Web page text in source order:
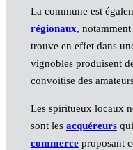
La commune est
régionaux, notamment
trouve en effet dans
vignobles produisent
convoitise des
Les spiritueux locaux
sont les acquéreursqui
commerceproposant